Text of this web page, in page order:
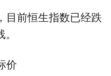
目前恒生指数已经跌
价